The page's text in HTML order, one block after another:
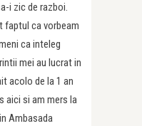
i zic de razboi.
faptul ca vorbeam
ca inteleg
mei au lucrat in
acolo de la 1 an
aici si am mers la
Ambasada